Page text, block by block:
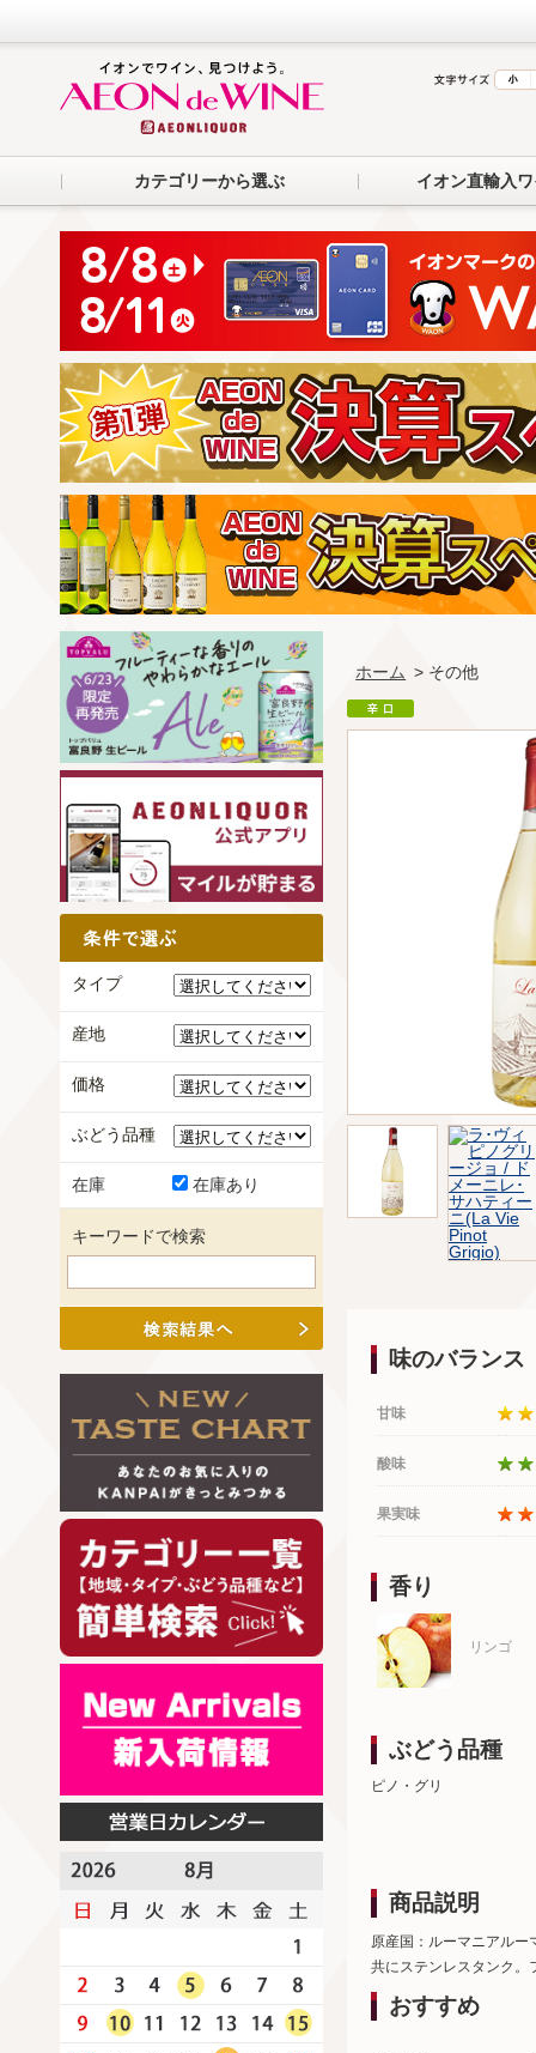
カテゴリーから選ぶ イオン直輸入
ホーム > その他
味のバランス
甘味
酸味
果実味
香り
リンゴ
ぶどう品種
ピノ・グリ
商品説明
原産国：ルーマニアルー
共にステンレスタンク。
おすすめ
タイプ
産地
価格
ぶどう品種
在庫 在庫あり
キーワードで検索